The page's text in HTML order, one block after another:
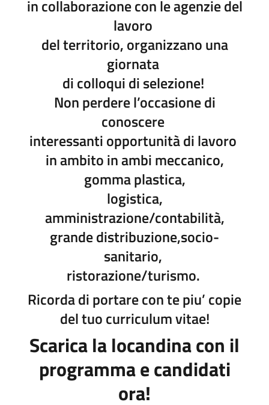
in collaborazione con le agenzie del
lavoro
del territorio, organizzano una
giornata
di colloqui di selezione!
Non perdere l’occasione di
conoscere
interessanti opportunità di lavoro
in ambito in ambi meccanico,
gomma plastica,
logistica,
amministrazione/contabilità,
grande distribuzione,socio-
sanitario,
ristorazione/turismo.
Ricorda di portare con te piu’ copie
del tuo curriculum vitae!
Scarica la locandina con il
programma e candidati
ora!